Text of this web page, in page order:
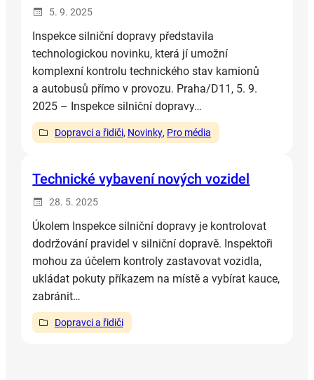
5. 9. 2025
Inspekce silniční dopravy představila
technologickou novinku, která jí umožní
komplexní kontrolu technického stav kamionů
a autobusů přímo v provozu. Praha/D11, 5. 9.
2025 – Inspekce silniční dopravy…
Dopravci a řidiči, Novinky, Pro média
Technické vybavení nových vozidel
28. 5. 2025
Úkolem Inspekce silniční dopravy je kontrolovat
dodržování pravidel v silniční dopravě. Inspektoři
mohou za účelem kontroly zastavovat vozidla,
ukládat pokuty příkazem na místě a vybírat kauce,
zabránit…
Dopravci a řidiči